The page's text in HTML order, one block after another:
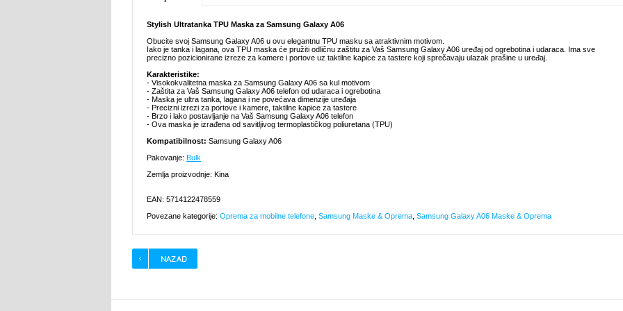
Stylish Ultratanka TPU Maska za Samsung Galaxy A06
Obucite svoj Samsung Galaxy A06 u ovu elegantnu TPU masku sa atraktivnim motivom.
Iako je tanka i lagana, ova TPU maska će pružiti odličnu zaštitu za Vaš Samsung Galaxy A06 uređaj od ogrebotina i udaraca. Ima sve
precizno pozicionirane izreze za kamere i portove uz taktilne kapice za tastere koji sprečavaju ulazak prašine u uređaj.
Karakteristike:
- Visokokvalitetna maska za Samsung Galaxy A06 sa kul motivom
- Zaštita za Vaš Samsung Galaxy A06 telefon od udaraca i ogrebotina
- Maska je ultra tanka, lagana i ne povećava dimenzije uređaja
- Precizni izrezi za portove i kamere, taktilne kapice za tastere
- Brzo i lako postavljanje na Vaš Samsung Galaxy A06 telefon
- Ova maska je izrađena od savitljivog termoplastičkog poliuretana (TPU)
Kompatibilnost: Samsung Galaxy A06
Pakovanje: Bulk
Zemlja proizvodnje: Kina
EAN: 5714122478559
Povezane kategorije: Oprema za mobilne telefone Samsung Maske & Oprema Samsung Galaxy A06 Maske & Oprema